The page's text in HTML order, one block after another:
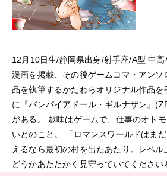
12月10日生/静岡県出身/射手座/A型 中
漫画を掲載、その後ゲームコマ・アンソ
品を執筆するかたわらオリジナル作品を
に『バンパイアドール・ギルナザン』
がある。 趣味はゲームで、仕事のオト
いとのこと。 「ロマンスワールドはま
えるなら最初の村を出たあたり。レベル
どうかあたたかく見守っていてください